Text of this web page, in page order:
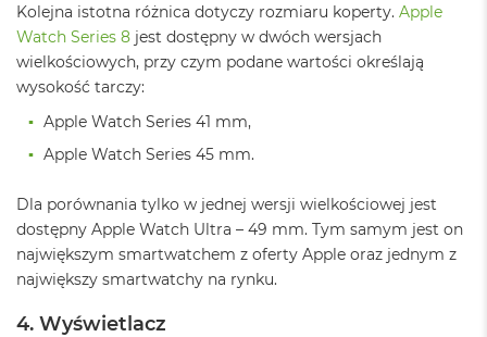
o
o
N
e
5
1
B
M
a
c
o
Kolejna istotna różnica dotyczy rozmiaru koperty. Apple
Watch Series 8 jest dostępny w dwóch wersjach
wielkościowych, przy czym podane wartości określają
wysokość tarczy:
Apple Watch Series 41 mm,
Apple Watch Series 45 mm.
Dla porównania tylko w jednej wersji wielkościowej jest
dostępny Apple Watch Ultra – 49 mm. Tym samym jest on
największym smartwatchem z oferty Apple oraz jednym z
największy smartwatchy na rynku.
4. Wyświetlacz